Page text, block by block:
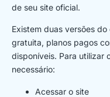
de seu site oficial.
Existem duas versões
gratuita, planos pagos
disponíveis. Para utilizar
necessário:
Acessar o site